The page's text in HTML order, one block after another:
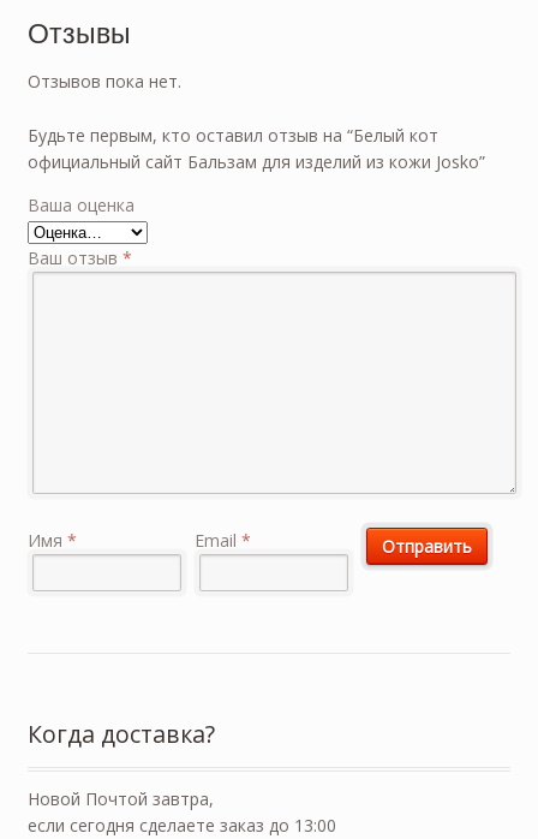
Отзывы
Отзывов пока нет.
Будьте первым, кто оставил отзыв на “Белый кот
официальный сайт Бальзам для изделий из кожи Josko”
Ваша оценка
Ваш отзыв *
Имя * Email *
Когда доставка?
Новой Почтой завтра,
если сегодня сделаете заказ до 13:00